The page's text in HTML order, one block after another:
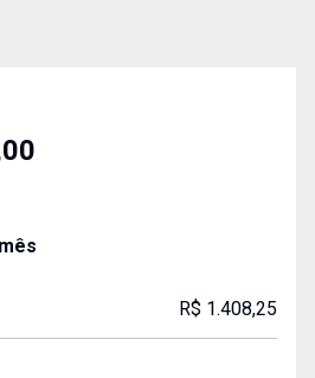
R$ 1.408,25